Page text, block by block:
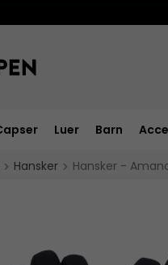
Luer Barn
Hansker Hansker -